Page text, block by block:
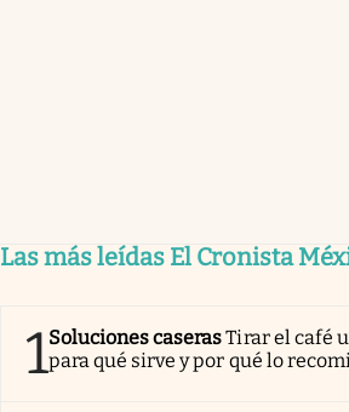
Las más leídas El Cronista
1Soluciones caserasTirar el café
para qué sirve y por qué lo